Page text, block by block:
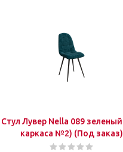
Стул Лувер Nella 089 зеленый (Без
каркаса №2) (Под заказ)